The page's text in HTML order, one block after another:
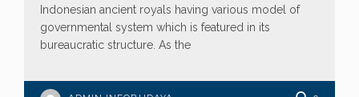
Indonesian ancient royals having various model of
governmental system which is featured in its
bureaucratic structure. As the